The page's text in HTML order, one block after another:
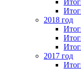
2018 год
2017 год